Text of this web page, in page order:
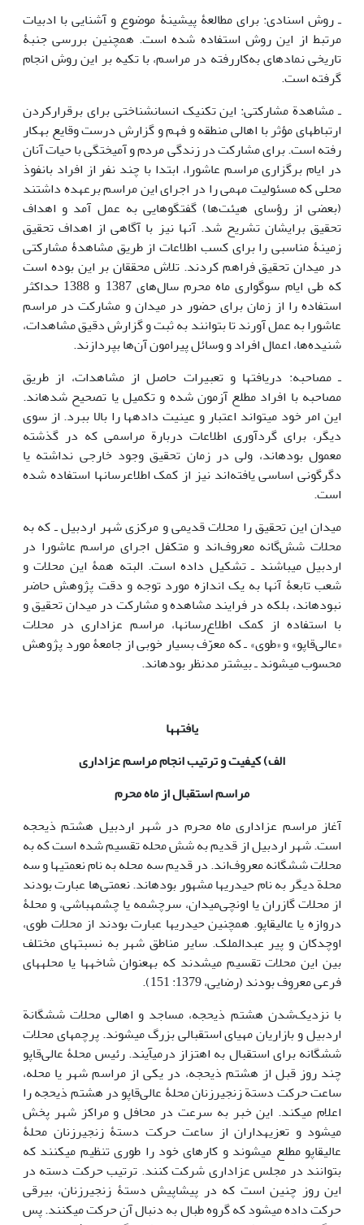
ـ روش اسنادی: برای مطالعۀ پیشینۀ موضوع و آشنایی با ادبیات
مرتبط از این روش استفاده شده ‎است. همچنین بررسی جنبۀ
تاریخی نمادهای به‌کاررفته در مراسم، با تکیه بر این روش انجام
گرفته ‎است.
ـ مشاهدة مشارکتی: این تکنیک انسان‎شناختی برای برقرارکردن
ارتباط‎های مؤثر با اهالی منطقه و فهم و گزارش درست وقایع به‎کار
رفته ‎است. برای مشارکت در زندگی مردم و آمیختگی با حیات آنان
در ایام برگزاری مراسم عاشورا، ابتدا با چند نفر از افراد بانفوذ
محلی که مسئولیت مهمی را در اجرای این مراسم برعهده داشتند
(بعضی از رؤسای هیئت‌‌‌ها) گفتگو‌‌‌هایی به عمل آمد و اهداف
تحقیق برایشان تشریح شد. آن‎ها نیز با آگاهی از اهداف تحقیق
زمینۀ مناسبی را برای کسب اطلاعات از طریق مشاهدۀ مشارکتی
در میدان تحقیق فراهم کردند. تلاش محققان بر این بوده ‎است
که طی ایام سوگواری ماه محرم سال‌‌‌های 1387 و 1388 حداکثر
استفاده را از زمان برای حضور در میدان و مشارکت در مراسم
عاشورا به عمل آورند تا بتوانند به ثبت و گزارش دقیق مشاهدات،
شنیده‌‌‌ها، اعمال افراد و وسائل پیرامون آن‌‌‌ها بپردازند.
ـ مصاحبه: دریافت‎ها و تعبیرات حاصل از مشاهدات، از طریق
مصاحبه با افراد مطلع آزمون شده و تکمیل یا تصحیح شده‎اند.
این امر خود می‎تواند اعتبار و عینیت داده‎ها را بالا ببرد. از سوی
دیگر، برای گردآوری اطلاعات دربارة مراسمی که در گذشته
معمول بوده‎اند، ولی در زمان تحقیق وجود خارجی نداشته یا
دگرگونی اساسی یافته‌اند نیز از کمک اطلاع‎رسان‎ها استفاده شده
میدان این تحقیق را محلات قدیمی و مرکزی شهر اردبیل ـ که به
محلات شش‌گانه معروف‌اند و متکفل اجرای مراسم عاشورا در
اردبیل می‎باشند ـ تشکیل داده ‎است. البته همۀ این محلات و
شعب تابعۀ آن‎ها به یک اندازه مورد توجه و دقت پژوهش حاضر
نبوده‎اند، بلکه در فرایند مشاهده و مشارکت در میدان تحقیق و
با استفاده از کمک اطلاع‌رسان‎ها، مراسم عزاداری در محلات
«عالی‌قاپو» و «طوی» ـ که معرّف بسیار خوبی از جامعۀ مورد پژوهش
محسوب می‎شوند ـ بیشتر مدنظر بوده‎اند.
یافته‏ها
الف) کیفیت و ترتیب انجام مراسم عزاداری
مراسم استقبال از ماه محرم
آغاز مراسم عزاداری ماه محرم در شهر اردبیل هشتم ذی‎حجه
است. شهر اردبیل از قدیم به شش محله تقسیم شده‎ است که به
محلات شش‎گانه معروف‌اند. در قدیم سه محله به نام نعمتی‎ها و سه
محلة دیگر به نام حیدری‎ها مشهور بوده‎اند. نعمتی‌ها عبارت بودند
از محلات گازران یا اونچی‌میدان، سرچشمه یا چشمه‎باشی، و محلۀ
دروازه یا عالی‎قاپو. همچنین حیدری‎ها عبارت بودند از محلات طوی،
اوچدکان و پیر عبدالملک. سایر مناطق شهر به نسبت‎های مختلف
بین این محلات تقسیم می‎شدند که به‎عنوان شاخه‎ها یا محله‎های
فرعی معروف بودند (رضایی، 1379: 151).
با نزدیک‌شدن هشتم ذی‎حجه، مساجد و اهالی محلات شش‎گانة
اردبیل و بازاریان مهیای استقبالی بزرگ می‎شوند. پرچم‎های محلات
شش‎گانه برای استقبال به اهتزاز درمی‎آیند. رئیس محلۀ عالی‌قاپو
چند روز قبل از هشتم ذی‎حجه، در یکی از مراسم شهر یا محله،
ساعت حرکت دستة زنجیرزنان محلۀ عالی‌قاپو در هشتم ذی‎حجه را
اعلام می‎کند. این خبر به سرعت در محافل و مراکز شهر پخش
می‎شود و تعزیه‎داران از ساعت حرکت دستۀ زنجیرزنان محلۀ
عالی‎قاپو مطلع می‎شوند و کارهای خود را طوری تنظیم می‎کنند که
بتوانند در مجلس عزاداری شرکت‎ کنند. ترتیب حرکت دسته در
این روز چنین است که در پیشاپیش دستۀ زنجیرزنان، بیرقی
حرکت داده می‎شود که گروه طبال به دنبال آن حرکت می‎کنند. پس